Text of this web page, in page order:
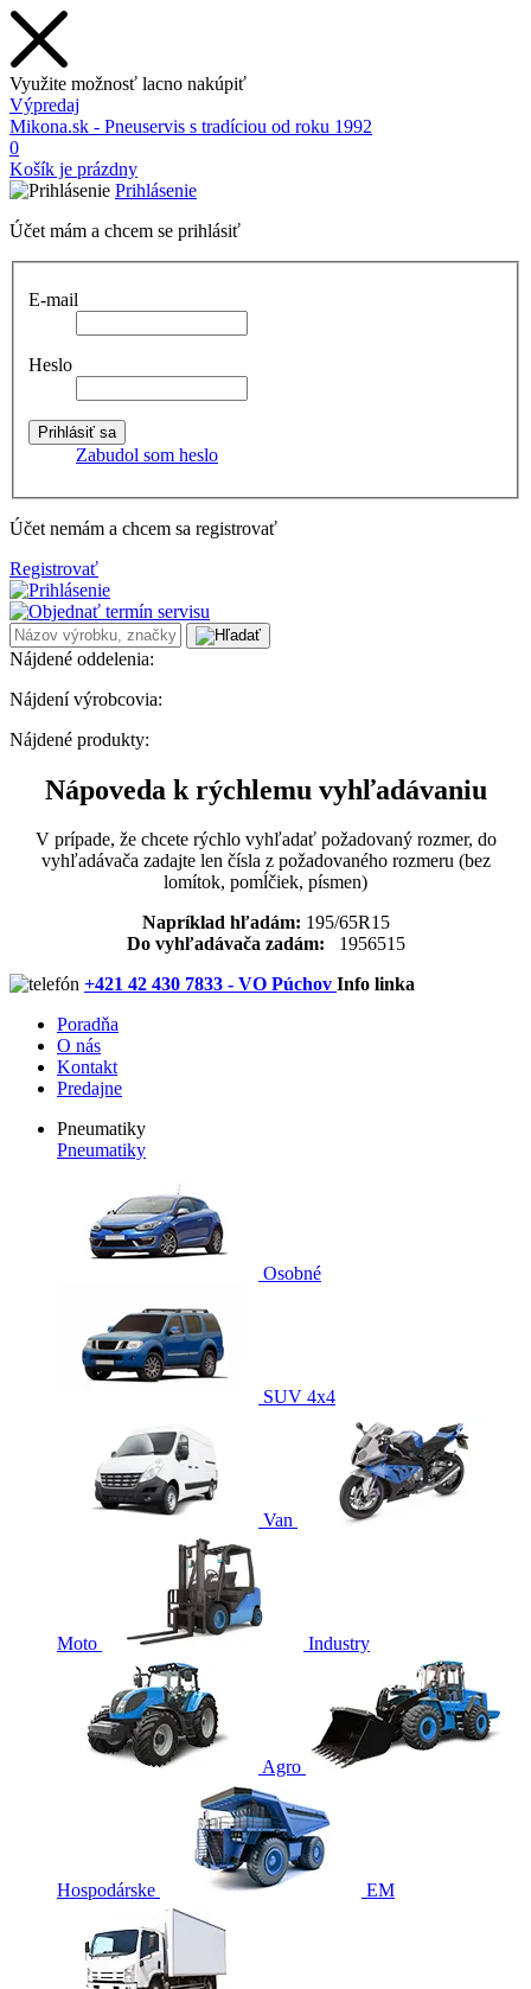
Využite možnosť lacno nakúpiť
Výpredaj
Mikona.sk - Pneuservis s tradíciou od roku 1992
0
Košík je prázdny
Prihlásenie
Účet mám a chcem se prihlásiť
E-mail
Heslo
Zabudol som heslo
Účet nemám a chcem sa registrovať
Registrovať
Nájdené oddelenia:
Nájdení výrobcovia:
Nájdené produkty:
Nápoveda k rýchlemu vyhľadávaniu
V prípade, že chcete rýchlo vyhľadať požadovaný rozmer, do
vyhľadávača zadajte len čísla z požadovaného rozmeru (bez
lomítok, pomĺčiek, písmen)
Napríklad hľadám: 195/65R15
Do vyhľadávača zadám: 1956515
+421 42 430 7833 - VO Púchov Info linka
Poradňa
O nás
Kontakt
Predajne
Pneumatiky
Pneumatiky
Osobné
SUV 4x4
Van
Moto Industry
Agro
Hospodárske EM